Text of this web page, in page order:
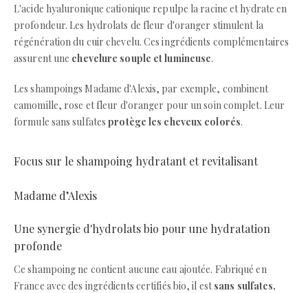
L'acide hyaluronique cationique repulpe la racine et hydrate en
profondeur. Les hydrolats de fleur d'oranger stimulent la
régénération du cuir chevelu. Ces ingrédients complémentaires
assurent une chevelure souple et lumineuse.
Les shampoings Madame d'Alexis, par exemple, combinent
camomille, rose et fleur d'oranger pour un soin complet. Leur
formule sans sulfatesprotège les cheveux colorés.
Focus sur le shampoing hydratant et revitalisant
Madame d’Alexis
Une synergie d'hydrolats bio pour une hydratation
profonde
Ce shampoing ne contient aucune eau ajoutée. Fabriqué en
France avec des ingrédients certifiés bio, il estsans sulfates,